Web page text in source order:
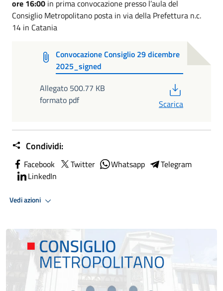
ore 16:00 in prima convocazione presso l’aula del
Consiglio Metropolitano posta in via della Prefettura n.c.
14 in Catania
Convocazione Consiglio 29 dicembre
2025_signed
Allegato 500.77 KB
formato pdf
Scarica
Condividi:
Facebook Twitter Whatsapp
Telegram
LinkedIn
Vedi azioni